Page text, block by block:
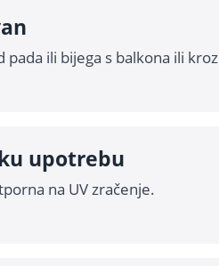
ili bijega s balkona ili kroz
upotrebu
na UV zračenje.